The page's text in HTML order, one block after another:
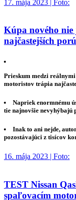
17. mája 2023 | Foto:
Kúpa nového nie
najčastejších
Prieskum medzi
motoristov trápia
Napriek enormnému
tie najnovšie nevyhýbajú
Inak to ani nejde,
pozostávajúci z tisícov
16. mája 2023 | Foto:
TEST Nissan
spaľovacím